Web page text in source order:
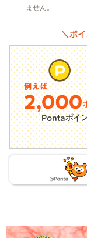
ません。
＼ポ